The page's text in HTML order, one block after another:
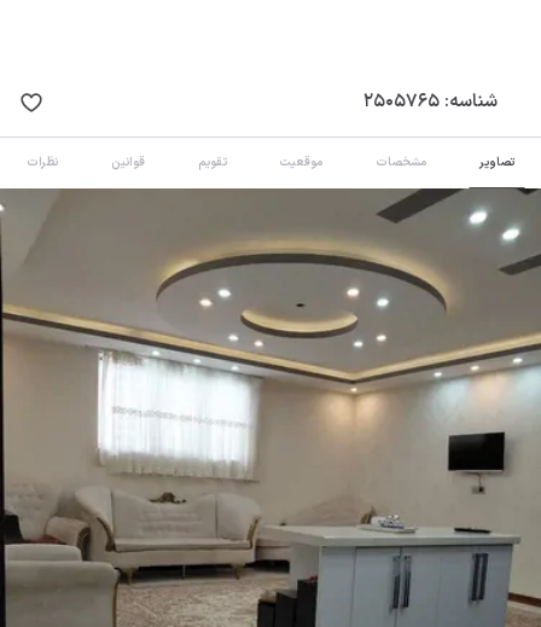
شناسه: 2505765
تصاویر مشخصات موقعیت تقویم قوانین نظرات